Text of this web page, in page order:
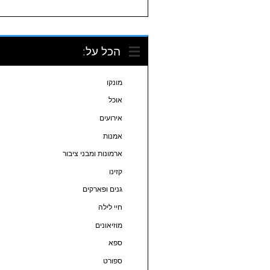
הכל על:
מונקו
אוכל
אירועים
אמנות
ארמונות ומבני ציבור
קזינו
גנים ופארקים
חיי לילה
מוזיאונים
ספא
ספורט